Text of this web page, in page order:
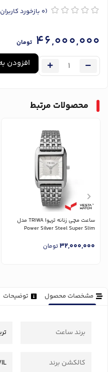
(0 بازخورد کاربران
46,000,000 تومان
افزودن
محصولات مرتبط
ساعت مچی زنانه تریوا TRIWA مدل
Power Silver Steel Super Slim
32,000,000تومان
مشخصات محصول توضیحات
برند ساعت
کالکشن برند